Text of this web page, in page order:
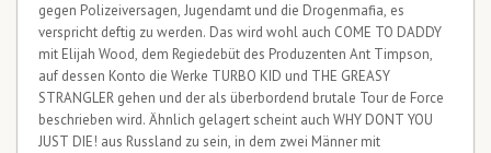
gegen Polizeiversagen, Jugendamt und die Drogenmafia, es
verspricht deftig zu werden. Das wird wohl auch COME TO DADDY
mit Elijah Wood, dem Regiedebüt des Produzenten Ant Timpson,
auf dessen Konto die Werke TURBO KID und THE GREASY
STRANGLER gehen und der als überbordend brutale Tour de Force
beschrieben wird. Ähnlich gelagert scheint auch WHY DONT YOU
JUST DIE! aus Russland zu sein, in dem zwei Männer mit